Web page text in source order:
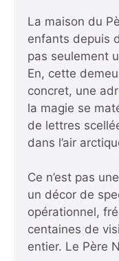
La maison du
enfants depuis
pas seulement
En, cette
concret, une
la magie se
de lettres
dans l’air
Ce n’est pas
un décor de
opérationnel,
centaines de
entier. Le Père